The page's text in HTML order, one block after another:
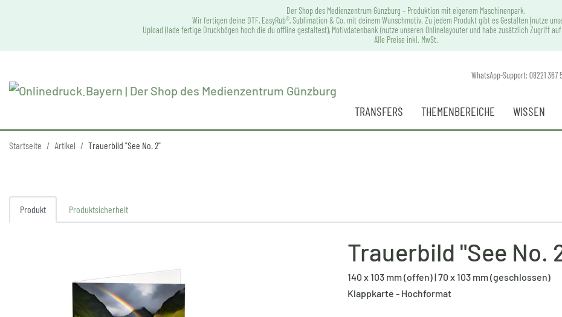
Der Shop des Medienzentrum Günzburg – Produktion mit eigenem Maschinenpark.
Wir fertigen deine DTF, EasyRub®, Sublimation & Co. mit deinem Wunschmotiv. Zu jedem Produkt gibt es Gestalten (nutze
Upload (lade fertige Druckbögen hoch die du offline gestaltest), Motivdatenbank (nutze unseren Onlinelayouter und habe zusätzlich Zugriff
Alle Preise inkl. MwSt.
WhatsApp-Support: 08221 367
TRANSFERS THEMENBEREICHE WISSEN
Startseite Artikel Trauerbild "See No. 2"
Produkt Produktsicherheit
Trauerbild "See No.
140 x 103 mm (offen) | 70 x 103 mm (geschlossen)
Klappkarte - Hochformat